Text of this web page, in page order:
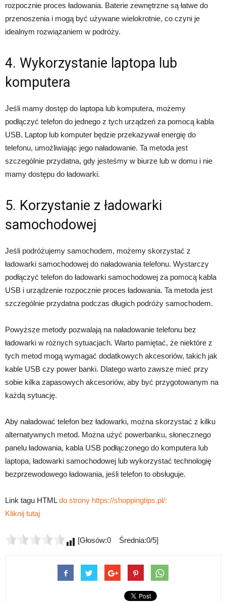
rozpocznie proces ładowania. Baterie zewnętrzne są łatwe do
przenoszenia i mogą być używane wielokrotnie, co czyni je
idealnym rozwiązaniem w podróży.
4. Wykorzystanie laptopa lub
komputera
Jeśli mamy dostęp do laptopa lub komputera, możemy
podłączyć telefon do jednego z tych urządzeń za pomocą kabla
USB. Laptop lub komputer będzie przekazywał energię do
telefonu, umożliwiając jego naładowanie. Ta metoda jest
szczególnie przydatna, gdy jesteśmy w biurze lub w domu i nie
mamy dostępu do ładowarki.
5. Korzystanie z ładowarki
samochodowej
Jeśli podróżujemy samochodem, możemy skorzystać z
ładowarki samochodowej do naładowania telefonu. Wystarczy
podłączyć telefon do ładowarki samochodowej za pomocą kabla
USB i urządzenie rozpocznie proces ładowania. Ta metoda jest
szczególnie przydatna podczas długich podróży samochodem.
Powyższe metody pozwalają na naładowanie telefonu bez
ładowarki w różnych sytuacjach. Warto pamiętać, że niektóre z
tych metod mogą wymagać dodatkowych akcesoriów, takich jak
kable USB czy power banki. Dlatego warto zawsze mieć przy
sobie kilka zapasowych akcesoriów, aby być przygotowanym na
każdą sytuację.
Aby naładować telefon bez ładowarki, można skorzystać z kilku
alternatywnych metod. Można użyć powerbanku, słonecznego
panelu ładowania, kabla USB podłączonego do komputera lub
laptopa, ładowarki samochodowej lub wykorzystać technologię
bezprzewodowego ładowania, jeśli telefon to obsługuje.
Link tagu HTMLdo strony https://shoppingtips.pl/:
Kliknij tutaj
[Głosów:0 Średnia:0/5]